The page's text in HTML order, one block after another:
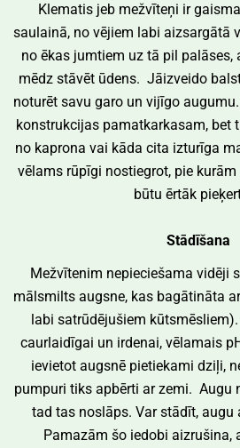
Klematis jeb mežvīteņi ir
saulainā, no vējiem labi aizsargātā
no ēkas jumtiem uz tā pil palāses,
mēdz stāvēt ūdens. Jāizveido
noturēt savu garo un vijīgo
konstrukcijas pamatkarkasam, bet
no kaprona vai kāda cita izturīga
vēlams rūpīgi nostiegrot, pie
būtu ērtāk
Stādīšana
Mežvītenim nepieciešama vidēji
mālsmilts augsne, kas bagātināta
labi satrūdējušiem
caurlaidīgai un irdenai, vēlamais
ievietot augsnē pietiekami dziļi,
pumpuri tiks apbērti ar zemi. Augu
tad tas noslāps. Var stādīt, augu
Pamazām šo iedobi aizrušina,